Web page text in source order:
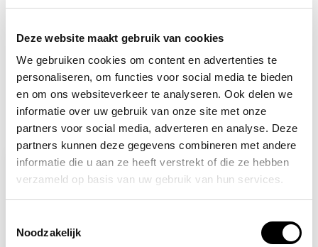
Deze website maakt gebruik van cookies
We gebruiken cookies om content en advertenties te
personaliseren, om functies voor social media te bieden
en om ons websiteverkeer te analyseren. Ook delen we
informatie over uw gebruik van onze site met onze
partners voor social media, adverteren en analyse. Deze
partners kunnen deze gegevens combineren met andere
informatie die u aan ze heeft verstrekt of die ze hebben
verzameld op basis van uw gebruik van hun services.
Noodzakelijk
Of heb je hulp nodig bij je bestelling? Neem contact op
info@brandpreventie.be
+31 (0) 6 82095086
Recent bekeken